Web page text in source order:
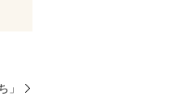
」